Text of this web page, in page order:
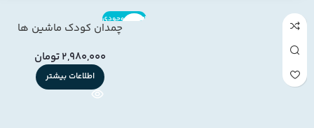
اتمام موجودی
چمدان کودک ماشین ها
2,980,000تومان
اطلاعات بیشتر